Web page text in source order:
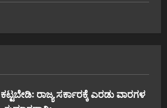
ರಾಜ್ಯ ಸರ್ಕಾರಕ್ಕೆ ಎರಡು ವಾರಗಳ